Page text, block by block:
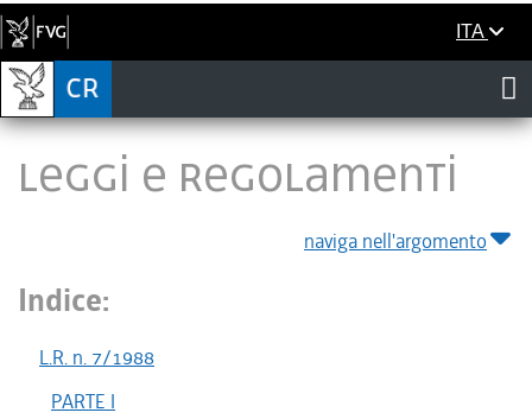
ITA
LEGGI E REGOLAMENTI
naviga nell'argomento
Indice:
L.R. n. 7/1988
PARTE I